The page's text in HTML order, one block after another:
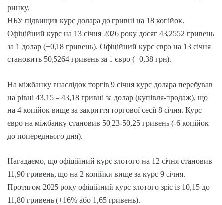
ринку.
НБУ підвищив курс долара до гривні на 18 копійок.
Офіційний курс на 13 січня 2026 року досяг 43,2552 гривень
за 1 долар (+0,18 гривень). Офіційний курс євро на 13 січня
становить 50,5264 гривень за 1 євро (+0,38 грн).
На міжбанку внаслідок торгів 9 січня курс долара перебував
на рівні 43,15 – 43,18 гривні за долар (купівля-продаж), що
на 4 копійок вище за закриття торгової сесії 8 січня. Курс
євро на міжбанку становив 50,23-50,25 гривень (-6 копійок
до попереднього дня).
Нагадаємо, що офіційний курс злотого на 12 січня становив
11,90 гривень, що на 2 копійки вище за курс 9 січня.
Протягом 2025 року офіційний курс злотого зріс із 10,15 до
11,80 гривень (+16% або 1,65 гривень).